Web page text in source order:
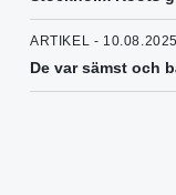
ARTIKEL - 10.08.2025
De var sämst och